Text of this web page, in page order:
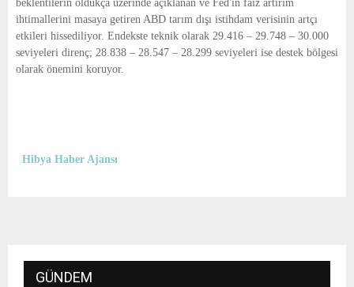
beklentilerin oldukça üzerinde açıklanan ve Fed'in faiz artırım
ihtimallerini masaya getiren ABD tarım dışı istihdam verisinin artçı
etkileri hissediliyor. Endekste teknik olarak 29.416 – 29.748 – 30.000
seviyeleri direnç; 28.838 – 28.547 – 28.299 seviyeleri ise destek bölgesi
olarak önemini koruyor.
Hibya Haber Ajansı
GÜNDEM